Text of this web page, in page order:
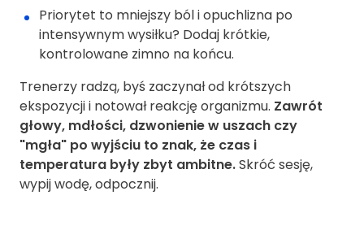
Priorytet to mniejszy ból i opuchlizna po
intensywnym wysiłku? Dodaj krótkie,
kontrolowane zimno na końcu.
Trenerzy radzą, byś zaczynał od krótszych
ekspozycji i notował reakcję organizmu. Zawrót
głowy, mdłości, dzwonienie w uszach czy
"mgła" po wyjściu to znak, że czas i
temperatura były zbyt ambitne.Skróć sesję,
wypij wodę, odpocznij.